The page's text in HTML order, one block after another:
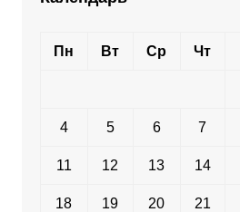
Пн Вт Ср Чт
4 5 6 7
11 12 13 14
18 19 20 21